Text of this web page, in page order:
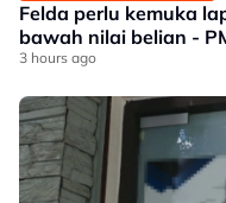
Felda perlu kemuka
bawah nilai belian -
3 hours ago